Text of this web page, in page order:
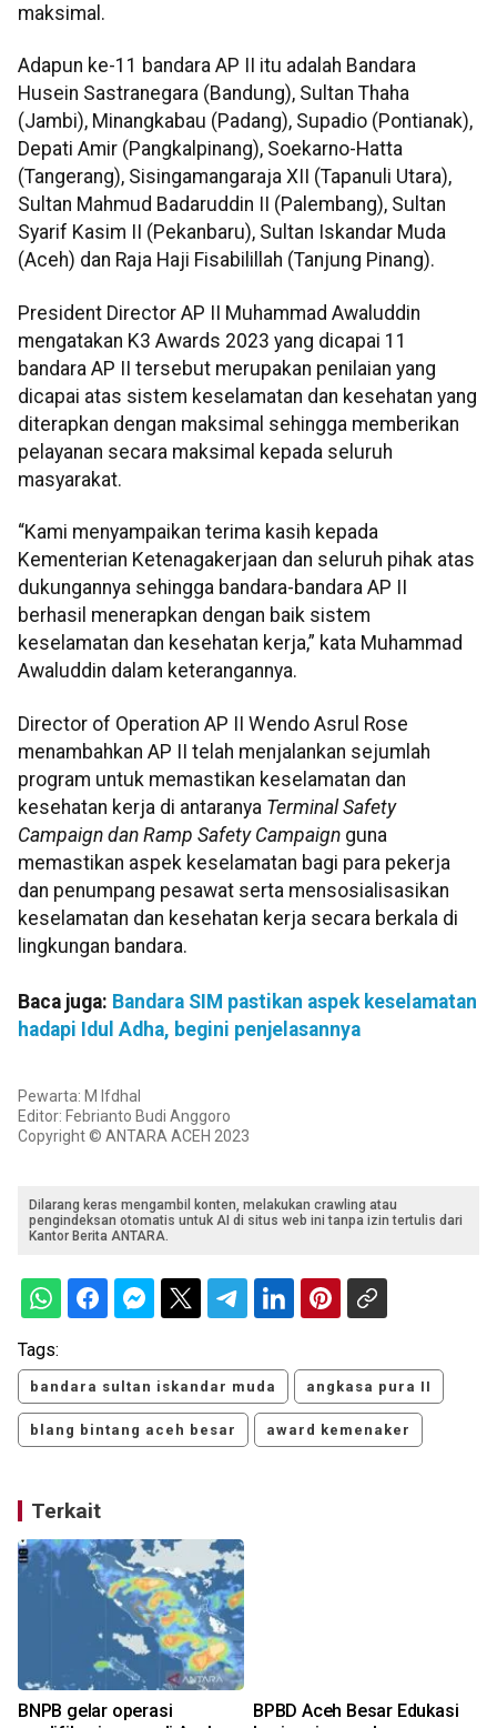
maksimal.
Adapun ke-11 bandara AP II itu adalah Bandara
Husein Sastranegara (Bandung), Sultan Thaha
(Jambi), Minangkabau (Padang), Supadio (Pontianak),
Depati Amir (Pangkalpinang), Soekarno-Hatta
(Tangerang), Sisingamangaraja XII (Tapanuli Utara),
Sultan Mahmud Badaruddin II (Palembang), Sultan
Syarif Kasim II (Pekanbaru), Sultan Iskandar Muda
(Aceh) dan Raja Haji Fisabilillah (Tanjung Pinang).
President Director AP II Muhammad Awaluddin
mengatakan K3 Awards 2023 yang dicapai 11
bandara AP II tersebut merupakan penilaian yang
dicapai atas sistem keselamatan dan kesehatan yang
diterapkan dengan maksimal sehingga memberikan
pelayanan secara maksimal kepada seluruh
masyarakat.
“Kami menyampaikan terima kasih kepada
Kementerian Ketenagakerjaan dan seluruh pihak atas
dukungannya sehingga bandara-bandara AP II
berhasil menerapkan dengan baik sistem
keselamatan dan kesehatan kerja,” kata Muhammad
Awaluddin dalam keterangannya.
Director of Operation AP II Wendo Asrul Rose
menambahkan AP II telah menjalankan sejumlah
program untuk memastikan keselamatan dan
kesehatan kerja di antaranya Terminal Safety
Campaign dan Ramp Safety Campaign guna
memastikan aspek keselamatan bagi para pekerja
dan penumpang pesawat serta mensosialisasikan
keselamatan dan kesehatan kerja secara berkala di
lingkungan bandara.
Baca juga: Bandara SIM pastikan aspek keselamatan
hadapi Idul Adha, begini penjelasannya
Pewarta: M Ifdhal
Editor: Febrianto Budi Anggoro
Copyright © ANTARA ACEH 2023
Dilarang keras mengambil konten, melakukan crawling atau
pengindeksan otomatis untuk AI di situs web ini tanpa izin tertulis dari
Kantor Berita ANTARA.
Tags:
bandara sultan iskandar muda angkasa pura II
blang bintang aceh besar award kemenaker
Terkait
BNPB gelar operasi
BPBD Aceh Besar Edukasi